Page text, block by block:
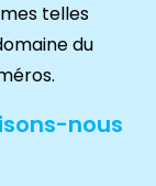
telles
du
nous